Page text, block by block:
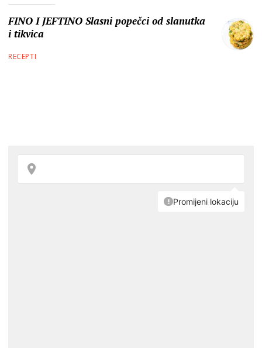
FINO I JEFTINO Slasni popečci od slanutka
i tikvica
RECEPTI